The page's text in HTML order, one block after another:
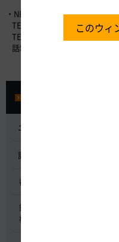
・NEXCO中日本お客さまセン
TEL：0120-922-229 （フリー
TEL：052-223-0333 （フリ
話料有料）
ニュースリリース
記者会見
都市間高速道路料金割引検討
鋼少数主桁橋の床版下面吹
検討委員会
このウィ